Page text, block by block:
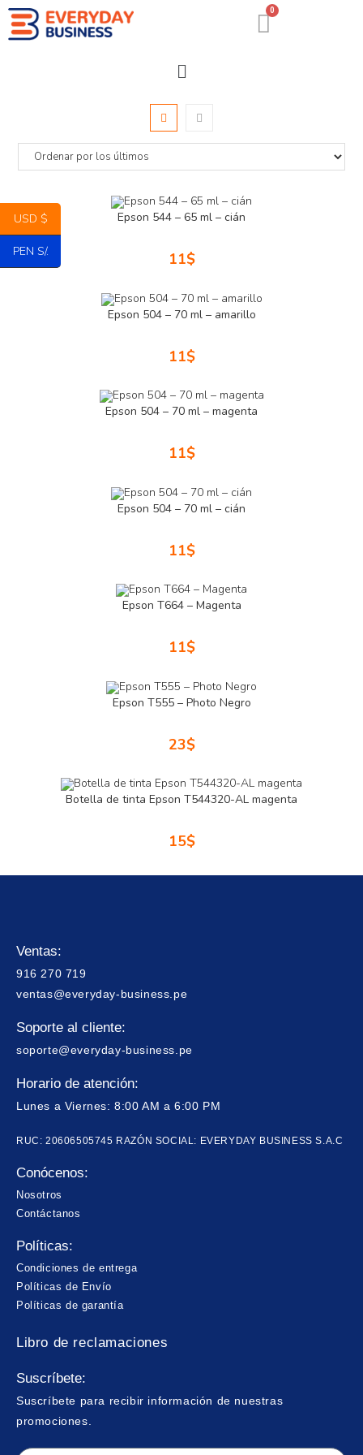
0
Epson 544 – 65 ml – cián
11$
Epson 504 – 70 ml – amarillo
11$
Epson 504 – 70 ml – magenta
11$
Epson 504 – 70 ml – cián
11$
Epson T664 – Magenta
11$
Epson T555 – Photo Negro
23$
Botella de tinta Epson T544320-AL magenta
15$
Ventas:
916 270 719
ventas@everyday-business.pe
Soporte al cliente:
soporte@everyday-business.pe
Horario de atención:
Lunes a Viernes: 8:00 AM a 6:00 PM
RUC: 20606505745 RAZÓN SOCIAL: EVERYDAY BUSINESS S.A.C
Conócenos:
Nosotros
Contáctanos
Políticas:
Condiciones de entrega
Políticas de Envío
Políticas de garantía
Libro de reclamaciones
Suscríbete:
Suscríbete para recibir información de nuestras
promociones.
USD $
PEN S/.